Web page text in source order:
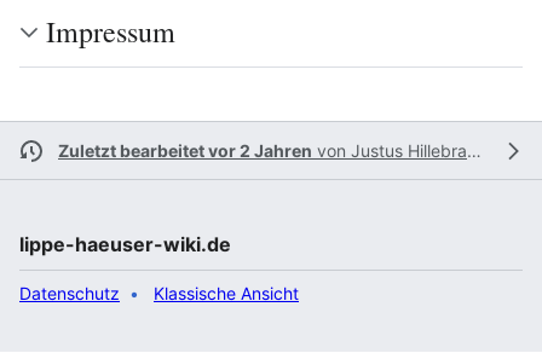
Impressum
Zuletzt bearbeitet vor 2 Jahren von Justus Hillebrand
lippe-haeuser-wiki.de
Datenschutz Klassische Ansicht